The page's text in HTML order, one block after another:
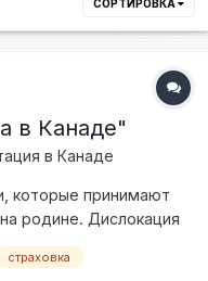
СОРТИРОВКА
в Канаде"
в Канаде
которые принимают
родине. Дислокация
страховка